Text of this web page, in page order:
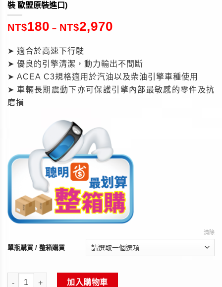
裝 歐盟原裝進口)
NT$180 – NT$2,970
➤ 適合於高速下行駛
➤ 優良的引擎清潔，動力輸出不間斷
➤ ACEA C3規格適用於汽油以及柴油引擎車種使用
➤ 車輛長期震動下亦可保護引擎內部最敏感的零件及抗
磨損
單瓶購買 / 整箱購買
清除
《TOTAL》QUARTZ INEO MC3 5W-30合成機油1L(舊包裝 歐盟原
加入購物車